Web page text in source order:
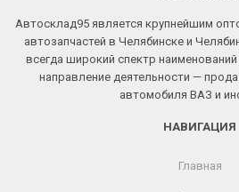
Автосклад95 является крупнейшим
автозапчастей в Челябинске и
всегда широкий спектр
направление деятельности —
автомобиля ВАЗ и
НАВИГАЦИЯ
Главная